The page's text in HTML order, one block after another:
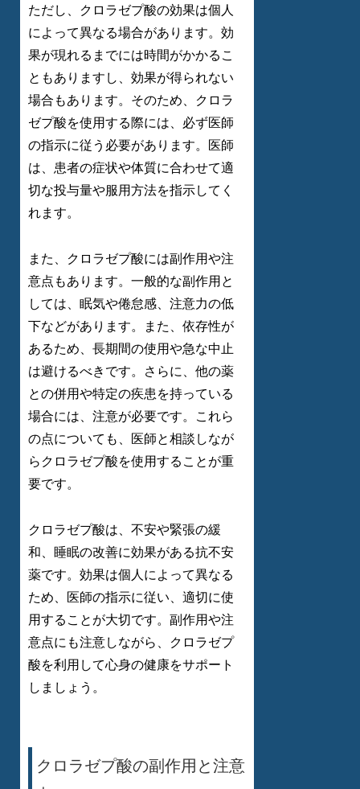
ただし、クロラゼプ酸の効果は個人
によって異なる場合があります。効
果が現れるまでには時間がかかるこ
ともありますし、効果が得られない
場合もあります。そのため、クロラ
ゼプ酸を使用する際には、必ず医師
の指示に従う必要があります。医師
は、患者の症状や体質に合わせて適
切な投与量や服用方法を指示してく
れます。
また、クロラゼプ酸には副作用や注
意点もあります。一般的な副作用と
しては、眠気や倦怠感、注意力の低
下などがあります。また、依存性が
あるため、長期間の使用や急な中止
は避けるべきです。さらに、他の薬
との併用や特定の疾患を持っている
場合には、注意が必要です。これら
の点についても、医師と相談しなが
らクロラゼプ酸を使用することが重
要です。
クロラゼプ酸は、不安や緊張の緩
和、睡眠の改善に効果がある抗不安
薬です。効果は個人によって異なる
ため、医師の指示に従い、適切に使
用することが大切です。副作用や注
意点にも注意しながら、クロラゼプ
酸を利用して心身の健康をサポート
しましょう。
クロラゼプ酸の副作用と注意